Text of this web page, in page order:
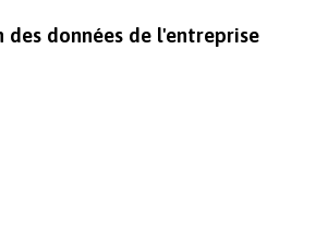
données de l'entreprise